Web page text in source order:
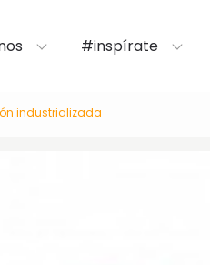
#inspírate
industrializada